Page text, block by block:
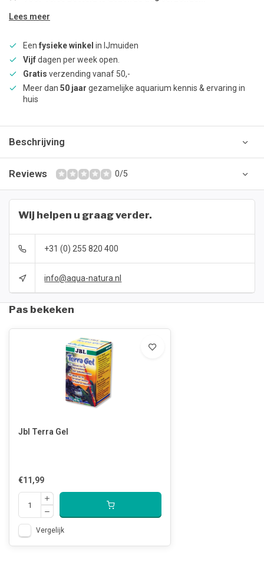
Lees meer
Een fysieke winkel in IJmuiden
Vijfdagen per week open.
Gratis verzending vanaf 50,-
Meer dan 50 jaar gezamelijke aquarium kennis & ervaring in
huis
Beschrijving
Reviews 0/5
Wij helpen u graag verder.
+31 (0) 255 820 400
info@aqua-natura.nl
Pas bekeken
Jbl Terra Gel
€11,99
Vergelijk